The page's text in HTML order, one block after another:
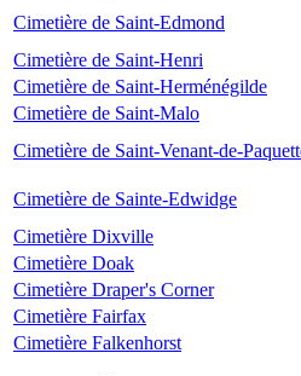
Cimetière de Saint-Edmond
Cimetière de Saint-Henri
Cimetière de Saint-Herménégilde
Cimetière de Saint-Malo
Cimetière de Saint-Venant-de-
Cimetière de Sainte-Edwidge
Cimetière Dixville
Cimetière Doak
Cimetière Draper's Corner
Cimetière Fairfax
Cimetière Falkenhorst